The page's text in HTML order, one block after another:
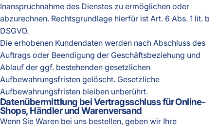
Inanspruchnahme des Dienstes zu ermöglichen oder
abzurechnen. Rechtsgrundlage hierfür ist Art. 6 Abs. 1 lit. b
DSGVO.
Die erhobenen Kundendaten werden nach Abschluss des
Auftrags oder Beendigung der Geschäftsbeziehung und
Ablauf der ggf. bestehenden gesetzlichen
Aufbewahrungsfristen gelöscht. Gesetzliche
Aufbewahrungsfristen bleiben unberührt.
Daten­übermittlung bei Vertragsschluss für Online-
Shops, Händler und Warenversand
Wenn Sie Waren bei uns bestellen, geben wir Ihre